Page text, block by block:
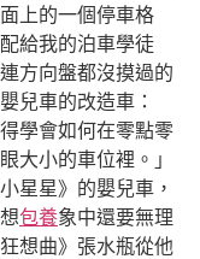
上的一個停車格
給我的泊車學徒
方向盤都沒摸過的
兒車的改造車：
學會如何在零點零
大小的車位裡。」
星星》的嬰兒車，
包養象中還要無理
想曲》張水瓶從他